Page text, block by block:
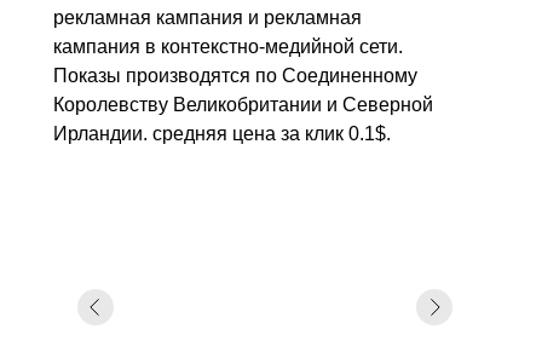
рекламная кампания и рекламная
кампания в контекстно-медийной сети.
Показы производятся по Соединенному
Королевству Великобритании и Северной
Ирландии. средняя цена за клик 0.1$.